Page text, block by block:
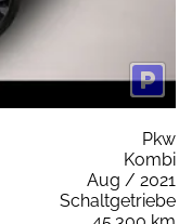
Pkw
Kombi
Aug / 2021
Schaltgetriebe